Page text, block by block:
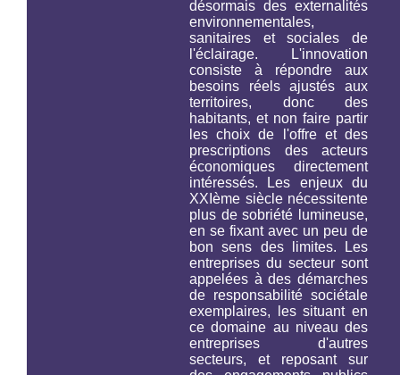
désormais des externalités
environnementales,
sanitaires et sociales de
l'éclairage. L'innovation
consiste à répondre aux
besoins réels ajustés aux
territoires, donc des
habitants, et non faire partir
les choix de l'offre et des
prescriptions des acteurs
économiques directement
intéressés. Les enjeux du
XXIème siècle nécessitente
plus de sobriété lumineuse,
en se fixant avec un peu de
bon sens des limites. Les
entreprises du secteur sont
appelées à des démarches
de responsabilité sociétale
exemplaires, les situant en
ce domaine au niveau des
entreprises d'autres
secteurs, et reposant sur